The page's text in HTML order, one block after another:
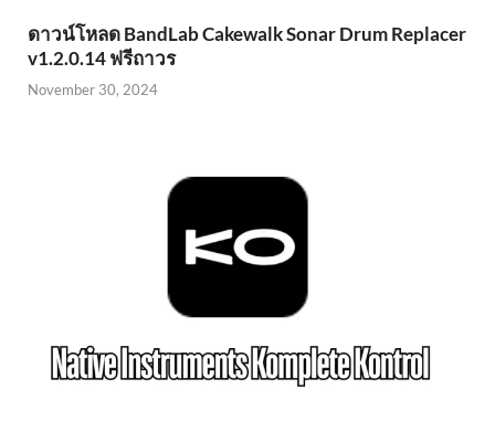
ดาวน์โหลด BandLab Cakewalk Sonar Drum Replacer
v1.2.0.14 ฟรีถาวร
November 30, 2024